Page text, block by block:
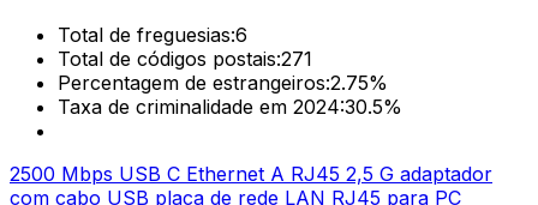
Total de freguesias:6
Total de códigos postais:271
Percentagem de estrangeiros:2.75%
Taxa de criminalidade em 2024:30.5%
2500 Mbps USB C Ethernet A RJ45 2,5 G adaptador
com cabo USB placa de rede LAN RJ45 para PC